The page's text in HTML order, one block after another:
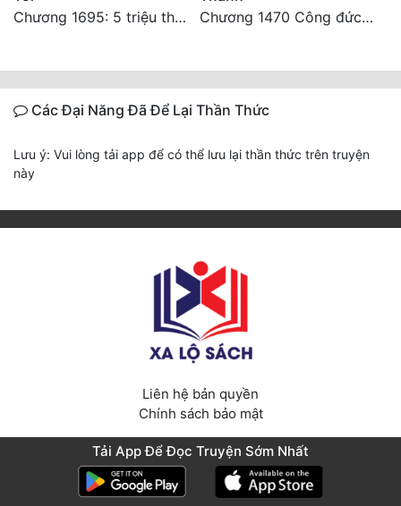
Chương 1695: 5 triệu thế giới bản gốc, cũng không thể giết chết ta!
Chương 1470 Công đức phi thăng
Các Đại Năng Đã Để Lại Thần Thức
Lưu ý: Vui lòng tải app để có thể lưu lại thần thức trên truyện
này
Liên hệ bản quyền
Chính sách bảo mật
Copyright © 2022 xalosach.com
Tải App Để Đọc Truyện Sớm Nhất